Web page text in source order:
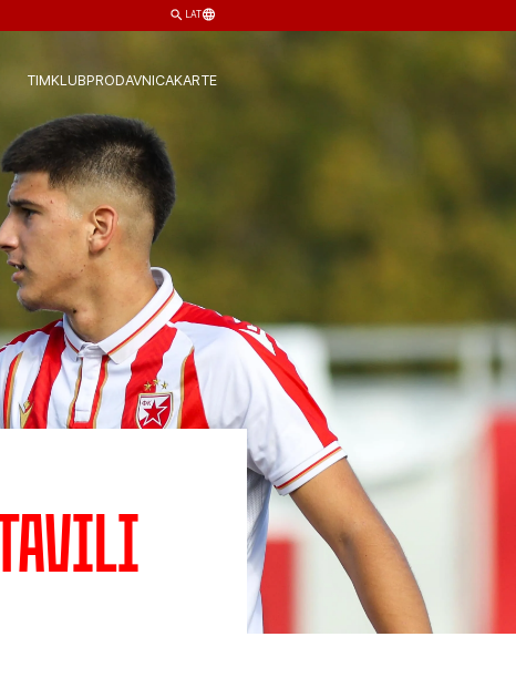
LAT
TIMKLUBPRODAVNICAKARTE